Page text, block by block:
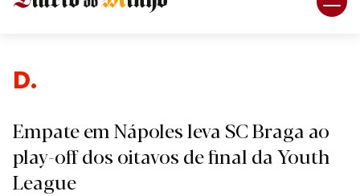
Des
Empate em Nápoles leva SC Braga ao
play-off dos oitavos de final da Youth
League